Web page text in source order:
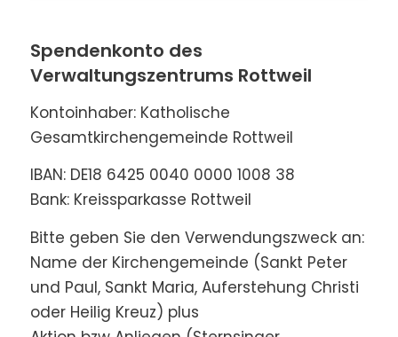
Spendenkonto des
Verwaltungszentrums Rottweil
Kontoinhaber: Katholische
Gesamtkirchengemeinde Rottweil
IBAN: DE18 6425 0040 0000 1008 38
Bank: Kreissparkasse Rottweil
Bitte geben Sie den Verwendungszweck an:
Name der Kirchengemeinde (Sankt Peter
und Paul, Sankt Maria, Auferstehung Christi
oder Heilig Kreuz) plus